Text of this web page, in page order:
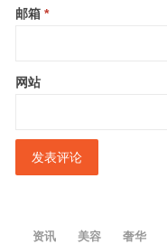
邮箱 *
网站
资讯 美容 奢华